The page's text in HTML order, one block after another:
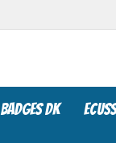
BADGES DK